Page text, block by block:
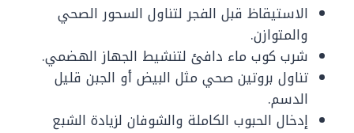
الاستيقاظ قبل الفجر لتناول السحور الصحي
والمتوازن.
شرب كوب ماء دافئ لتنشيط الجهاز الهضمي.
تناول بروتين صحي مثل البيض أو الجبن قليل
الدسم.
إدخال الحبوب الكاملة والشوفان لزيادة الشبع